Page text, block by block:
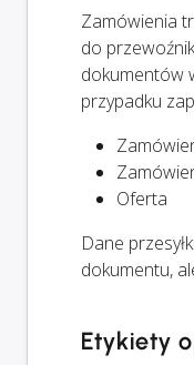
Zamówienia
do
dokumentów
przypadku
Oferta
Dane
dokumentu,
Etykiety